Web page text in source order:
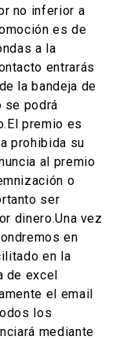
no inferior a
es de
a la
entrarás
la bandeja de
se podrá
premio es
prohibida su
al premio
o
ser
dinero.Una vez
en
en la
de excel
el email
los
mediante